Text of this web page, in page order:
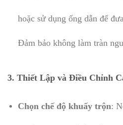
hoặc sử dụng ống dẫn để
Đảm bảo không làm tràn
3. Thiết Lập và Điều Chỉnh
Chọn chế độ khuấy trộn: